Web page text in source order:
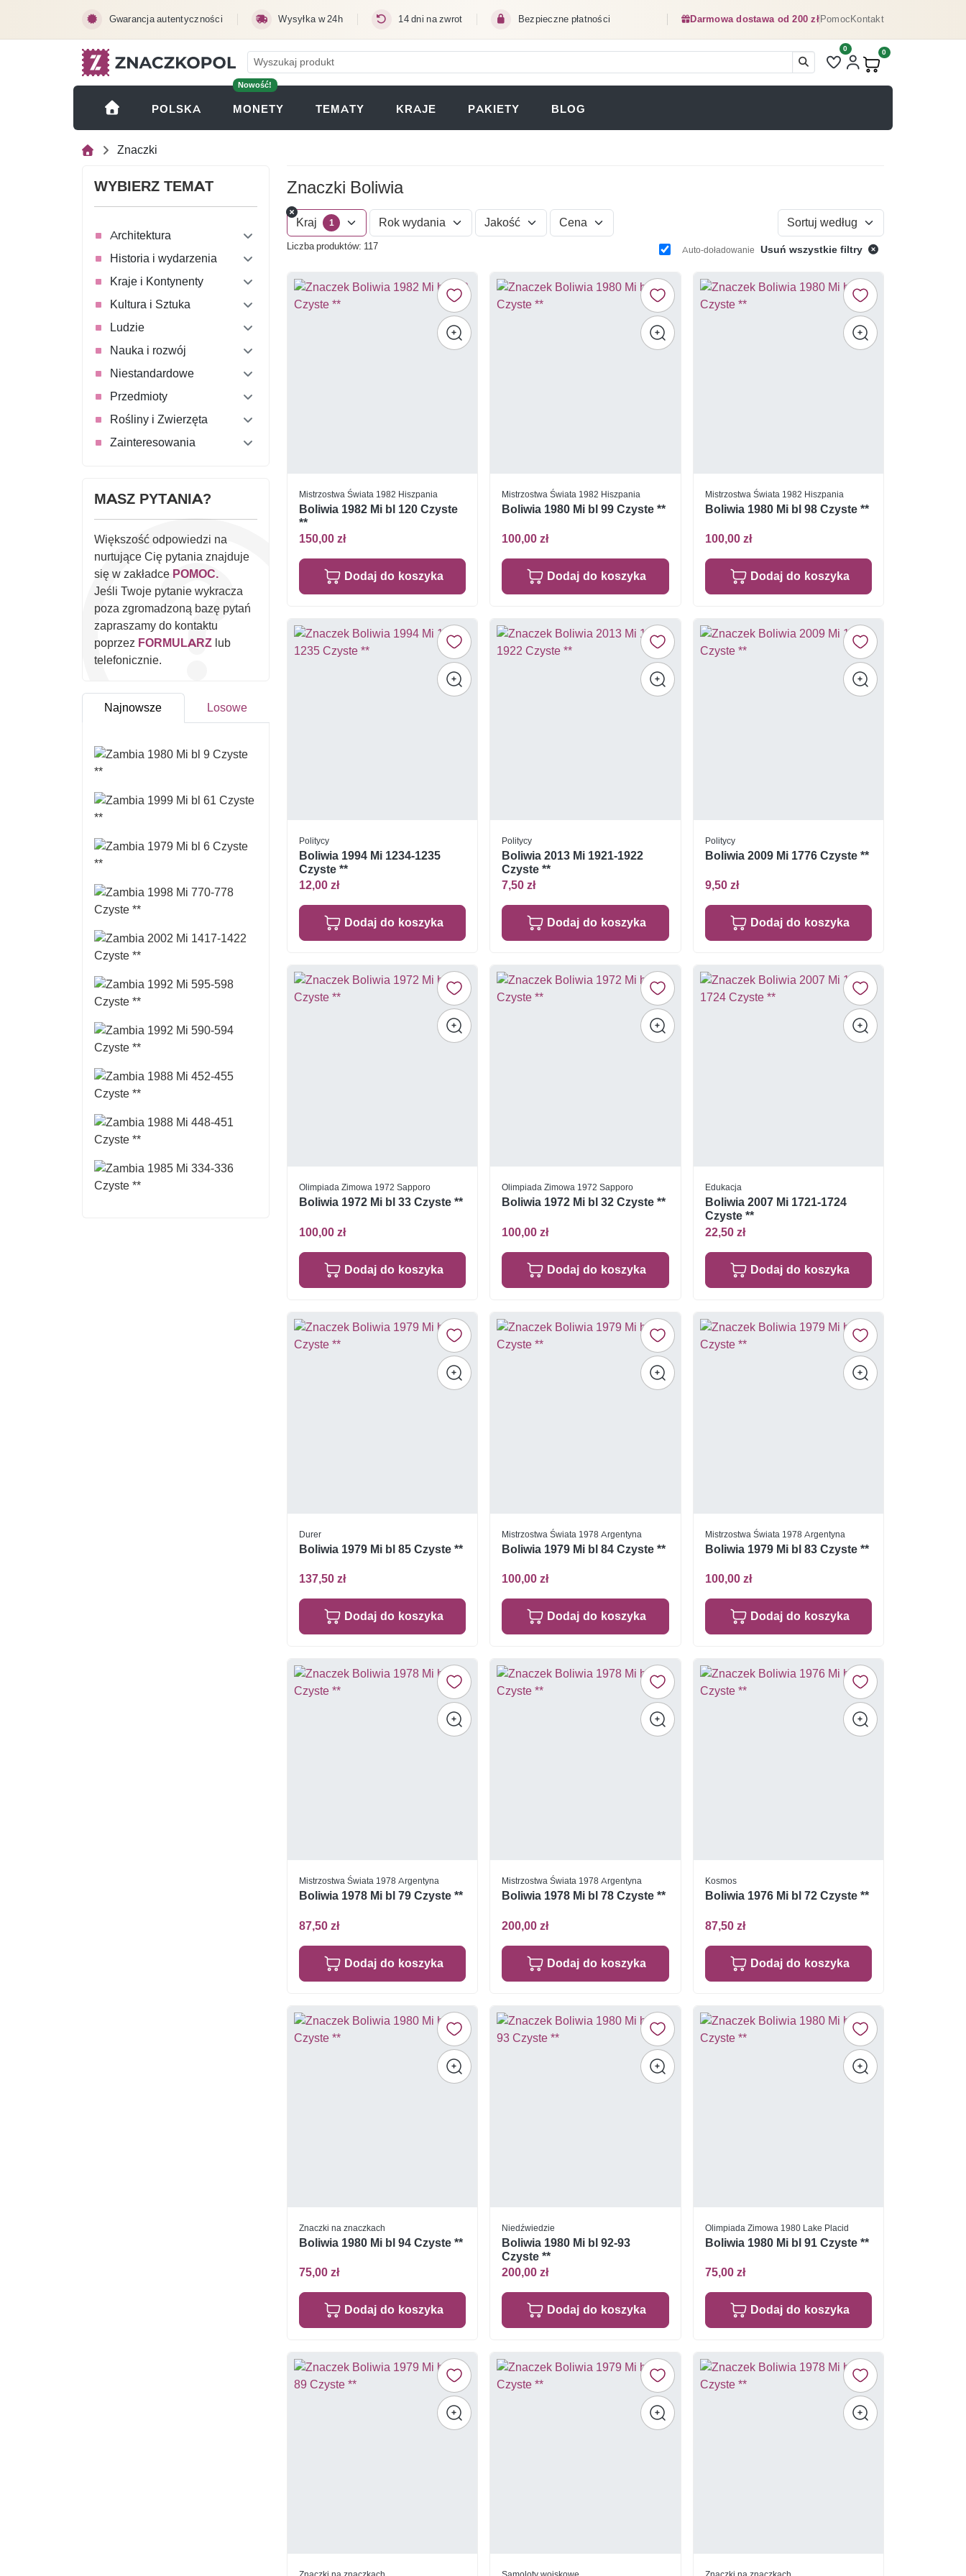
Gwarancja autentyczności Wysyłka w 24h 14 dni na zwrot Bezpieczne płatności Darmowa dostawa od 200 złPomocKontakt
Liczba pozycji na liście
0
Produkty w koszyku:
0
POLSKA
Nowość!
MONETY (OTWIERA SIĘ W NOWEJ KARCIE)
TEMATY KRAJE PAKIETY BLOG
Znaczki
WYBIERZ TEMAT
Architektura
Historia i wydarzenia
Kraje i Kontynenty
Kultura i Sztuka
Ludzie
Nauka i rozwój
Niestandardowe
Przedmioty
Rośliny i Zwierzęta
Zainteresowania
MASZ PYTANIA?
Większość odpowiedzi na
nurtujące Cię pytania znajduje
się w zakładce POMOC.
Jeśli Twoje pytanie wykracza
poza zgromadzoną bazę pytań
zapraszamy do kontaktu
poprzez FORMULARZ lub
telefonicznie.
Najnowsze Losowe
Znaczki Boliwia
Kraj 1 Rok wydania Jakość Cena Sortuj według
Liczba produktów: 117 Auto-doładowanie Usuń wszystkie filtry
Mistrzostwa Świata 1982 Hiszpania
Boliwia 1982 Mi bl 120 Czyste
**
150,00 zł
Dodaj do koszyka
Mistrzostwa Świata 1982 Hiszpania
Boliwia 1980 Mi bl 99 Czyste **
100,00 zł
Dodaj do koszyka
Mistrzostwa Świata 1982 Hiszpania
Boliwia 1980 Mi bl 98 Czyste **
100,00 zł
Dodaj do koszyka
Politycy
Boliwia 1994 Mi 1234-1235
Czyste **
12,00 zł
Dodaj do koszyka
Politycy
Boliwia 2013 Mi 1921-1922
Czyste **
7,50 zł
Dodaj do koszyka
Politycy
Boliwia 2009 Mi 1776 Czyste **
9,50 zł
Dodaj do koszyka
Olimpiada Zimowa 1972 Sapporo
Boliwia 1972 Mi bl 33 Czyste **
100,00 zł
Dodaj do koszyka
Olimpiada Zimowa 1972 Sapporo
Boliwia 1972 Mi bl 32 Czyste **
100,00 zł
Dodaj do koszyka
Edukacja
Boliwia 2007 Mi 1721-1724
Czyste **
22,50 zł
Dodaj do koszyka
Durer
Boliwia 1979 Mi bl 85 Czyste **
137,50 zł
Dodaj do koszyka
Mistrzostwa Świata 1978 Argentyna
Boliwia 1979 Mi bl 84 Czyste **
100,00 zł
Dodaj do koszyka
Mistrzostwa Świata 1978 Argentyna
Boliwia 1979 Mi bl 83 Czyste **
100,00 zł
Dodaj do koszyka
Mistrzostwa Świata 1978 Argentyna
Boliwia 1978 Mi bl 79 Czyste **
87,50 zł
Dodaj do koszyka
Mistrzostwa Świata 1978 Argentyna
Boliwia 1978 Mi bl 78 Czyste **
200,00 zł
Dodaj do koszyka
Kosmos
Boliwia 1976 Mi bl 72 Czyste **
87,50 zł
Dodaj do koszyka
Znaczki na znaczkach
Boliwia 1980 Mi bl 94 Czyste **
75,00 zł
Dodaj do koszyka
Niedźwiedzie
Boliwia 1980 Mi bl 92-93
Czyste **
200,00 zł
Dodaj do koszyka
Olimpiada Zimowa 1980 Lake Placid
Boliwia 1980 Mi bl 91 Czyste **
75,00 zł
Dodaj do koszyka